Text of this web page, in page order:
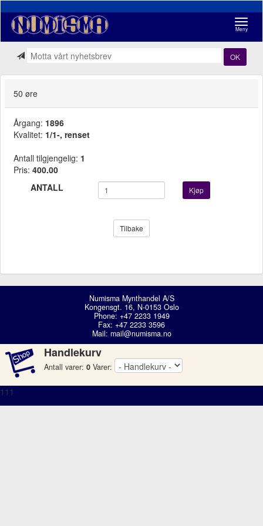
Meny
OK
50 øre
Årgang: 1896
Kvalitet: 1/1-, renset
Antall tilgjengelig: 1
Pris: 400.00
ANTALL
Kjøp
Tilbake
Numisma Mynthandel A/S
Kongensgt. 16, N-0153 Oslo
Phone: +47 2233 1949
Fax: +47 2233 3596
Mail: mail@numisma.no
Handlekurv
Antall varer: 0 Varer:
111